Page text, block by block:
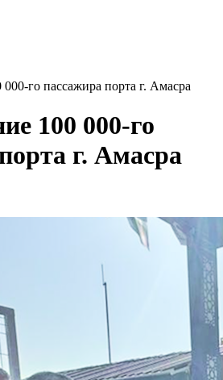
го пассажира порта г. Амасра
100 000-го
г. Амасра